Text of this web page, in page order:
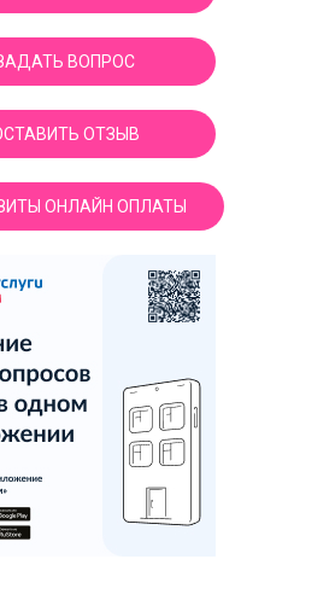
ВОПРОС
ОТЗЫВ
ОНЛАЙН ОПЛАТЫ